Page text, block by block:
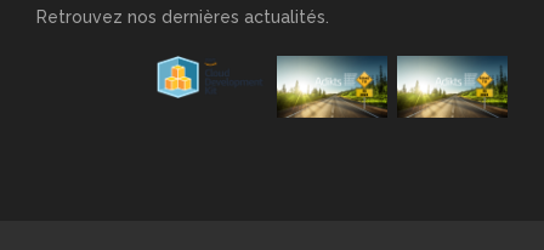
Retrouvez nos dernières actualités.